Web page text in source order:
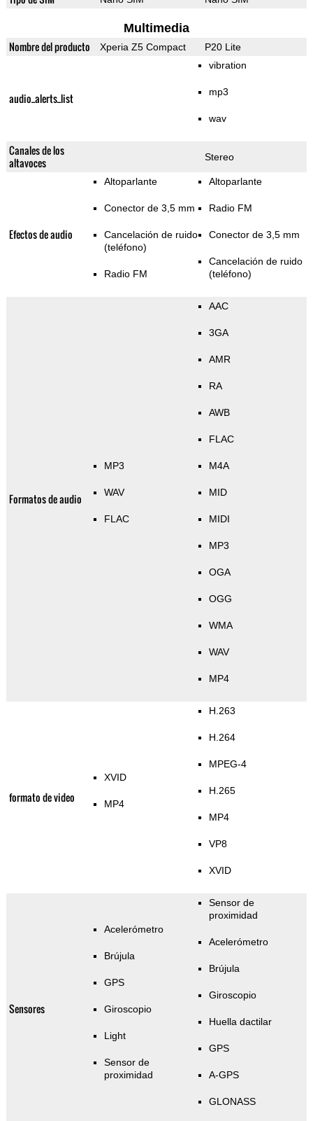
Multimedia
Nombre del producto Xperia Z5 Compact P20 Lite
audio_alerts_list
vibration
mp3
wav
Canales de los
altavoces
Stereo
Efectos de audio
Altoparlante
Conector de 3,5 mm
Cancelación de ruido
(teléfono)
Radio FM
Altoparlante
Radio FM
Conector de 3,5 mm
Cancelación de ruido
(teléfono)
Formatos de audio
MP3
WAV
FLAC
AAC
3GA
AMR
RA
AWB
FLAC
M4A
MID
MIDI
MP3
OGA
OGG
WMA
WAV
MP4
formato de video
XVID
MP4
H.263
H.264
MPEG-4
H.265
MP4
VP8
XVID
Sensores
Acelerómetro
Brújula
GPS
Giroscopio
Light
Sensor de
proximidad
Sensor de
proximidad
Acelerómetro
Brújula
Giroscopio
Huella dactilar
GPS
A-GPS
GLONASS